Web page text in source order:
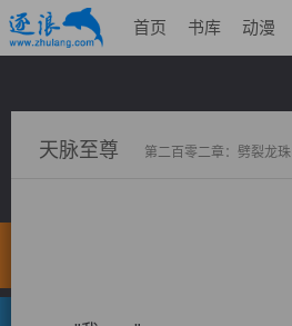
首页 书库 动漫
天脉至尊 第二百零二章：劈裂龙珠